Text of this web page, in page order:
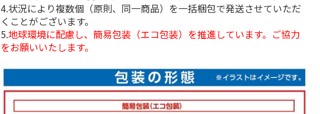
4.状況により複数個（原則、同一商品）を一括梱包で発送させていただ
くことがございます。
5.地球環境に配慮し、簡易包装（エコ包装）を推進しています。ご協力
をお願いいたします。